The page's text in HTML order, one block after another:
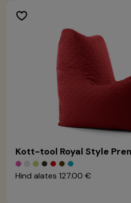
Kott-tool Royal Style
Hind alates 127.00 €